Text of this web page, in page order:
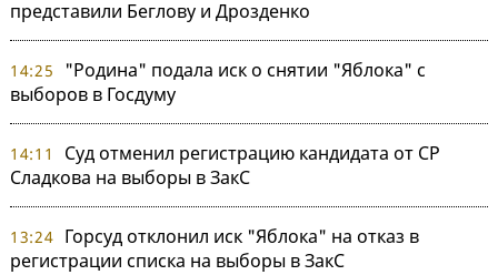
представили Беглову и Дрозденко
14:25
"Родина" подала иск о снятии "Яблока" с
выборов в Госдуму
14:11
Суд отменил регистрацию кандидата от СР
Сладкова на выборы в ЗакС
13:24 Горсуд отклонил иск "Яблока" на отказ в
регистрации списка на выборы в ЗакС